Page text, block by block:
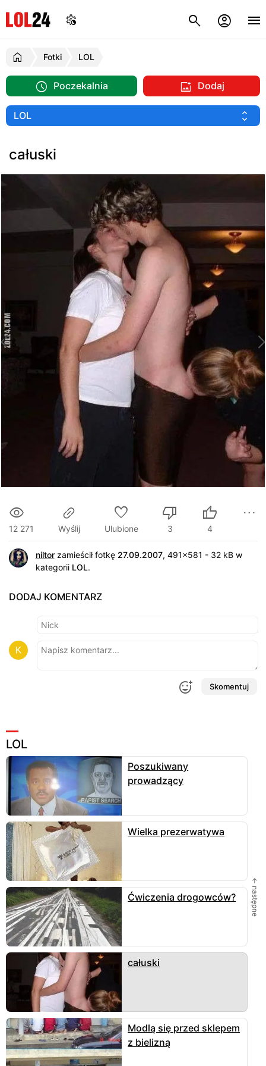
Fotki LOL
Poczekalnia Dodaj
całuski
12 271 Wyślij Ulubione 3 4
niltorzamieścił fotkę 27.09.2007, 491x581 - 32 kB w
kategorii LOL.
DODAJ KOMENTARZ
Skomentuj
LOL
Poszukiwany
prowadzący
Wielka prezerwatywa
Ćwiczenia drogowców?
całuski
Modlą się przed sklepem
z bielizną
← następne